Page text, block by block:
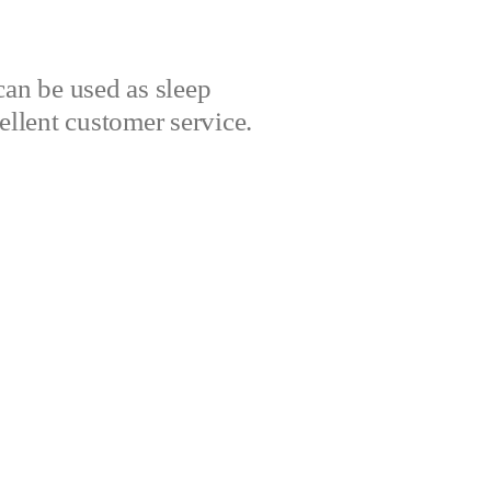
be used as sleep
customer service.